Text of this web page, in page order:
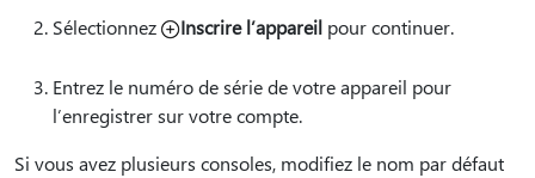
Sélectionnez Inscrire l’appareil pour continuer.
Entrez le numéro de série de votre appareil pour
l’enregistrer sur votre compte.
Si vous avez plusieurs consoles, modifiez le nom par défaut